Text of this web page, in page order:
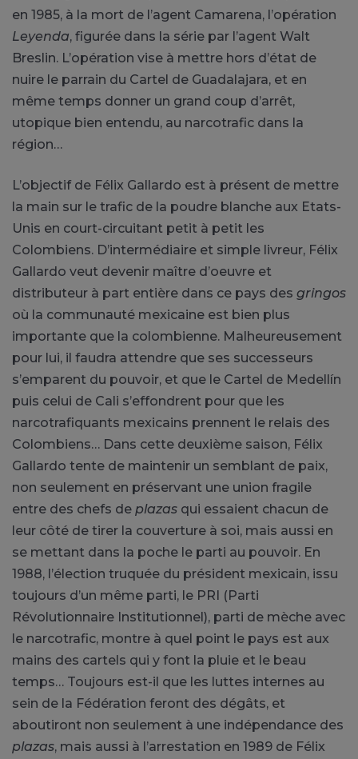
en 1985, à la mort de l’agent Camarena, l’opération
Leyenda, figurée dans la série par l’agent Walt
Breslin. L’opération vise à mettre hors d’état de
nuire le parrain du Cartel de Guadalajara, et en
même temps donner un grand coup d’arrêt,
utopique bien entendu, au narcotrafic dans la
région…
L’objectif de Félix Gallardo est à présent de mettre
la main sur le trafic de la poudre blanche aux Etats-
Unis en court-circuitant petit à petit les
Colombiens. D’intermédiaire et simple livreur, Félix
Gallardo veut devenir maître d’oeuvre et
distributeur à part entière dans ce pays des gringos
où la communauté mexicaine est bien plus
importante que la colombienne. Malheureusement
pour lui, il faudra attendre que ses successeurs
s’emparent du pouvoir, et que le Cartel de Medellín
puis celui de Cali s’effondrent pour que les
narcotrafiquants mexicains prennent le relais des
Colombiens… Dans cette deuxième saison, Félix
Gallardo tente de maintenir un semblant de paix,
non seulement en préservant une union fragile
entre des chefs de plazas qui essaient chacun de
leur côté de tirer la couverture à soi, mais aussi en
se mettant dans la poche le parti au pouvoir. En
1988, l’élection truquée du président mexicain, issu
toujours d’un même parti, le PRI (Parti
Révolutionnaire Institutionnel), parti de mèche avec
le narcotrafic, montre à quel point le pays est aux
mains des cartels qui y font la pluie et le beau
temps… Toujours est-il que les luttes internes au
sein de la Fédération feront des dégâts, et
aboutiront non seulement à une indépendance des
plazas, mais aussi à l’arrestation en 1989 de Félix